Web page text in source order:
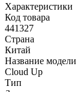
Характеристики
Код товара
441327
Страна
Китай
Название модели
Cloud Up
Тип